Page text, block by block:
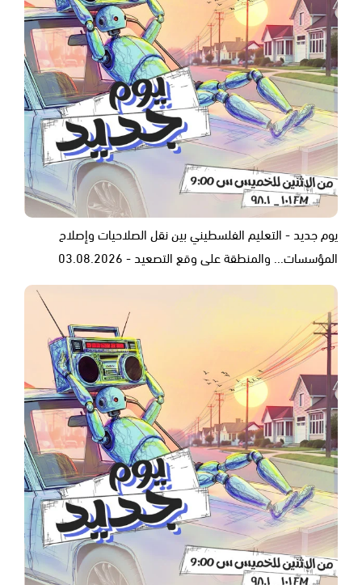
يوم جديد - التعليم الفلسطيني بين نقل الصلاحيات وإصلاح
المؤسسات... والمنطقة على وقع التصعيد - 03.08.2026